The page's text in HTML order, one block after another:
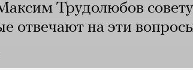
Трудолюбов
отвечают на эти